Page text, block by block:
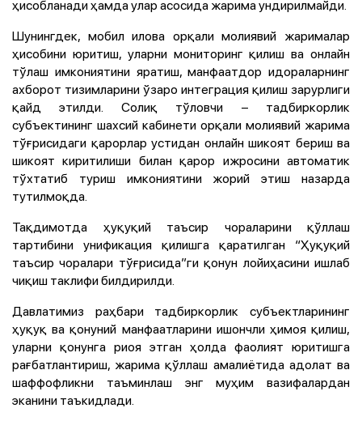
ҳисобланади ҳамда улар асосида жарима ундирилмайди.
Шунингдек, мобил илова орқали молиявий жарималар
ҳисобини юритиш, уларни мониторинг қилиш ва онлайн
тўлаш имкониятини яратиш, манфаатдор идораларнинг
ахборот тизимларини ўзаро интеграция қилиш зарурлиги
қайд этилди. Солиқ тўловчи – тадбиркорлик
субъектининг шахсий кабинети орқали молиявий жарима
тўғрисидаги қарорлар устидан онлайн шикоят бериш ва
шикоят киритилиши билан қарор ижросини автоматик
тўхтатиб туриш имкониятини жорий этиш назарда
тутилмоқда.
Тақдимотда ҳуқуқий таъсир чораларини қўллаш
тартибини унификация қилишга қаратилган “Ҳуқуқий
таъсир чоралари тўғрисида”ги қонун лойиҳасини ишлаб
чиқиш таклифи билдирилди.
Давлатимиз раҳбари тадбиркорлик субъектларининг
ҳуқуқ ва қонуний манфаатларини ишончли ҳимоя қилиш,
уларни қонунга риоя этган ҳолда фаолият юритишга
рағбатлантириш, жарима қўллаш амалиётида адолат ва
шаффофликни таъминлаш энг муҳим вазифалардан
эканини таъкидлади.